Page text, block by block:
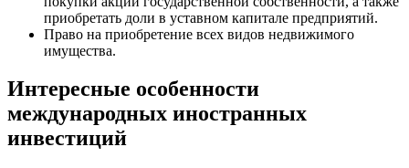
приобретать доли в уставном капитале предприятий.
Право на приобретение всех видов недвижимого
имущества.
Интересные особенности
международных иностранных
инвестиций